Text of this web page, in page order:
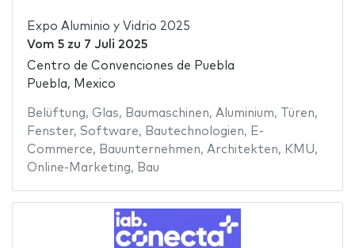
Expo Aluminio y Vidrio 2025
Vom 5zu 7 Juli 2025
Centro de Convenciones de Puebla
Puebla, Mexico
Belüftung, Glas, Baumaschinen, Aluminium, Türen,
Fenster, Software, Bautechnologien, E-
Commerce, Bauunternehmen, Architekten, KMU,
Online-Marketing, Bau